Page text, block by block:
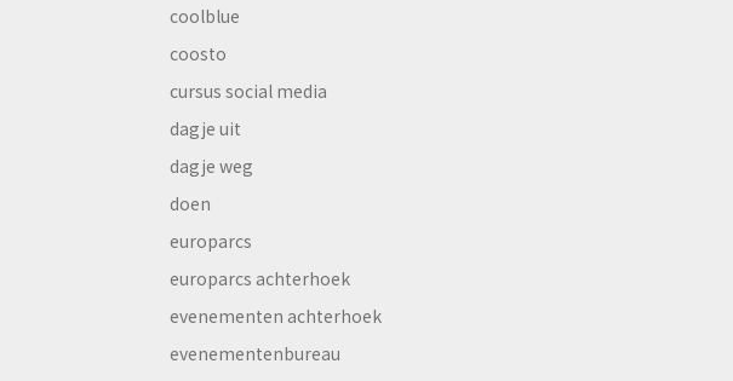
coolblue
coosto
cursus social media
dagje uit
dagje weg
doen
europarcs
europarcs achterhoek
evenementen achterhoek
evenementenbureau